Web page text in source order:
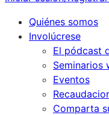
Quiénes somos
Involúcrese
El pódcast
Seminarios
Eventos
Comparta